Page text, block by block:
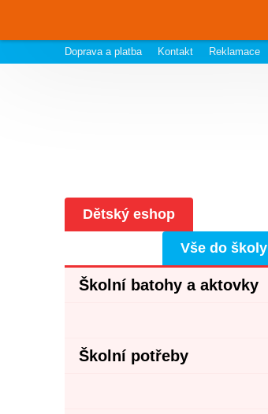
Doprava a platba Kontakt Reklamace
Dětský eshop
Vše do školy
Školní batohy a aktovky
Školní potřeby